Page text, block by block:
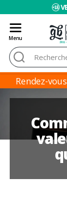
Menu
Rechercher :
Rendez-